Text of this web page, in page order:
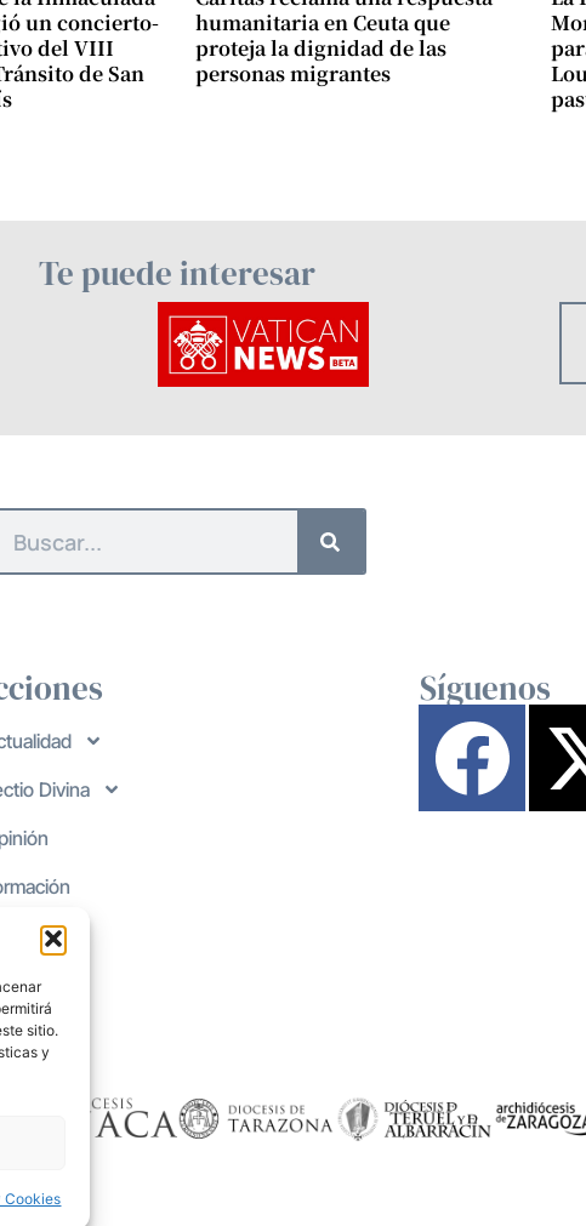
sitio.
y
Cookies
un concierto-
del VIII
de San
humanitaria en Ceuta que
proteja la dignidad de las
personas migrantes
Te puede interesar
Divina
Síguenos